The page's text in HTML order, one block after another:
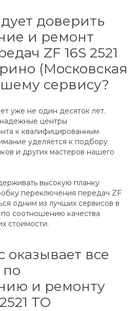
доверить
и ремонт
ZF 16S 2521
(Московская
сервису?
уже не один десяток лет.
центры
к квалифицированным
уделяется к подбору
и других мастеров нашего
высокую планку
переключения передач ZF
одним из лучших сервисов в
соотношению качества
стоимости.
все
по
и ремонту
TO